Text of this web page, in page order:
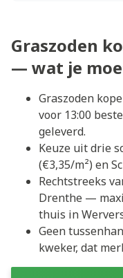
Graszoden
— wat je
Graszoden
voor 13:00
geleverd.
Keuze uit drie
(€3,35/m²) en
Rechtstreeks
Drenthe —
thuis in
Geen
kweker, dat